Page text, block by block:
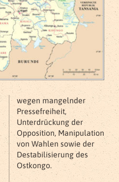
wegen mangelnder
Pressefreiheit,
Unterdrückung der
Opposition, Manipulation
von Wahlen sowie der
Destabilisierung des
Ostkongo.